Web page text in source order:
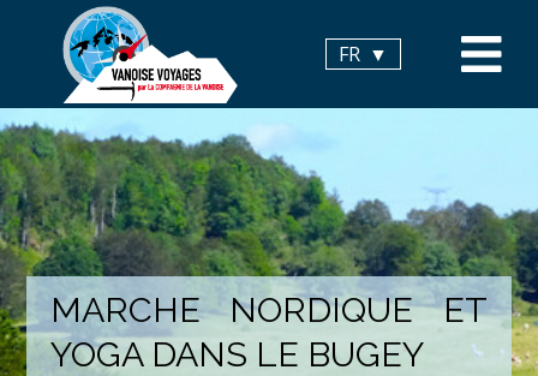
FR
MARCHE NORDIQUE ET
YOGA DANS LE BUGEY
Panneau de gestion des cookies